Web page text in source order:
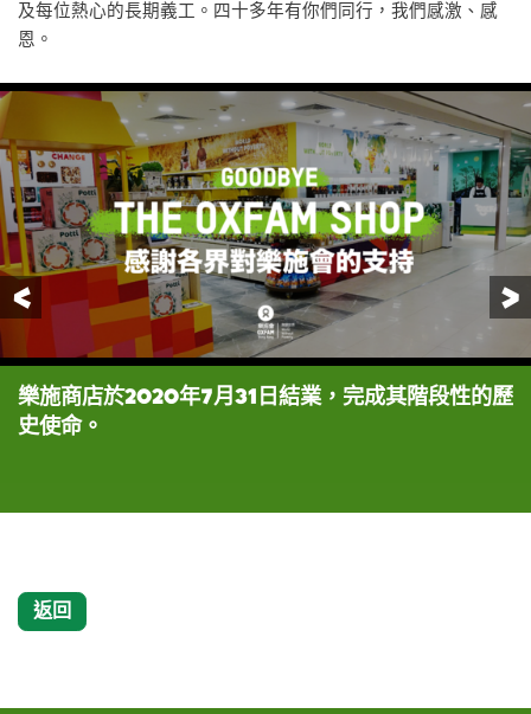
及每位熱心的長期義工。四十多年有你們同行，我們感激、感
恩。
前一頁
樂施商店於2020年7月31日結業，完成其階段性的歷
史使命。
1986年，位於中環怡和大廈的樂施商店開業。香港小
姐冠軍謝寧與當時的香港樂施會主席何信，一起主持
返回